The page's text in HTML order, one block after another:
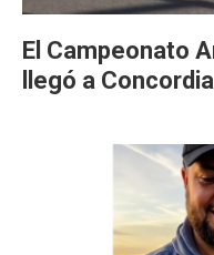
El Campeonato
llegó a Concordia